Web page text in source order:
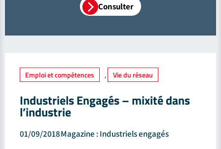
Consulter
Emploi et compétences , Vie du réseau
Industriels Engagés – mixité dans
l’industrie
01/09/2018Magazine : Industriels engagés